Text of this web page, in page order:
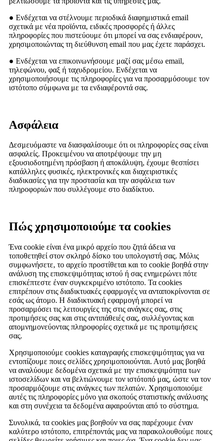
● Ενδέχεται να στέλνουμε περιοδικά διαφημιστικά email
σχετικά με νέα προϊόντα, ειδικές προσφορές ή άλλες
πληροφορίες που πιστεύουμε ότι μπορεί να σας ενδιαφέρουν,
χρησιμοποιώντας τη διεύθυνση email που μας έχετε παράσχει.
● Ενδέχεται να επικοινωνήσουμε μαζί σας μέσω email,
τηλεφώνου, φαξ ή ταχυδρομείου. Ενδέχεται να
χρησιμοποιήσουμε τις πληροφορίες για να προσαρμόσουμε τον
ιστότοπο σύμφωνα με τα ενδιαφέροντά σας.
Ασφάλεια
Δεσμευόμαστε να διασφαλίσουμε ότι οι πληροφορίες σας είναι
ασφαλείς. Προκειμένου να αποτρέψουμε την μη
εξουσιοδοτημένη πρόσβαση ή αποκάλυψη, έχουμε θεσπίσει
κατάλληλες φυσικές, ηλεκτρονικές και διαχειριστικές
διαδικασίες για την προστασία και την ασφάλεια των
πληροφοριών που συλλέγουμε στο διαδίκτυο.
Πώς χρησιμοποιούμε τα cookies
Ένα cookie είναι ένα μικρό αρχείο που ζητά άδεια να
τοποθετηθεί στον σκληρό δίσκο του υπολογιστή σας. Μόλις
συμφωνήσετε, το αρχείο προστίθεται και το cookie βοηθά στην
ανάλυση της επισκεψιμότητας ιστού ή σας ενημερώνει πότε
επισκέπτεστε έναν συγκεκριμένο ιστότοπο. Τα cookies
επιτρέπουν στις διαδικτυακές εφαρμογές να ανταποκρίνονται σε
εσάς ως άτομο. Η διαδικτυακή εφαρμογή μπορεί να
προσαρμόσει τις λειτουργίες της στις ανάγκες σας, στις
προτιμήσεις σας και στις αντιπάθειές σας, συλλέγοντας και
απομνημονεύοντας πληροφορίες σχετικά με τις προτιμήσεις
σας.
Χρησιμοποιούμε cookies καταγραφής επισκεψιμότητας για να
εντοπίζουμε ποιες σελίδες χρησιμοποιούνται. Αυτό μας βοηθά
να αναλύουμε δεδομένα σχετικά με την επισκεψιμότητα των
ιστοσελίδων και να βελτιώνουμε τον ιστότοπό μας, ώστε να τον
προσαρμόζουμε στις ανάγκες των πελατών. Χρησιμοποιούμε
αυτές τις πληροφορίες μόνο για σκοπούς στατιστικής ανάλυσης
και στη συνέχεια τα δεδομένα αφαιρούνται από το σύστημα.
Συνολικά, τα cookies μας βοηθούν να σας παρέχουμε έναν
καλύτερο ιστότοπο, επιτρέποντάς μας να παρακολουθούμε ποιες